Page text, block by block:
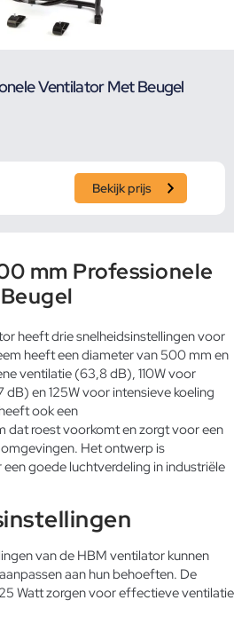
Ventilator Met Beugel
Bekijk prijs
mm Professionele
heeft drie snelheidsinstellingen voor
heeft een diameter van 500 mm en
ventilatie (63,8 dB), 110W voor
en 125W voor intensieve koeling
ook een
dat roest voorkomt en zorgt voor een
Het ontwerp is
goede luchtverdeling in industriële
van de HBM ventilator kunnen
aan hun behoeften. De
Watt zorgen voor effectieve ventilatie